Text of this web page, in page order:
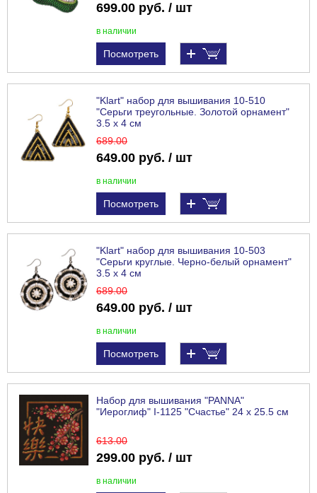
699.00 руб. / шт
в наличии
Посмотреть
"Klart" набор для вышивания 10-510
"Серьги треугольные. Золотой орнамент"
3.5 х 4 см
689.00
649.00 руб. / шт
в наличии
Посмотреть
"Klart" набор для вышивания 10-503
"Серьги круглые. Черно-белый орнамент"
3.5 х 4 см
689.00
649.00 руб. / шт
в наличии
Посмотреть
Набор для вышивания "PANNA"
"Иероглиф" I-1125 "Счастье" 24 х 25.5 см
613.00
299.00 руб. / шт
в наличии